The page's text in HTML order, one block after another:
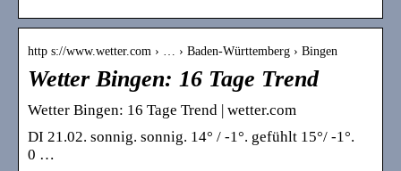
http s://www.wetter.com › … › Baden-Württemberg › Bingen
Wetter Bingen: 16 Tage Trend
Wetter Bingen: 16 Tage Trend | wetter.com
DI 21.02. sonnig. sonnig. 14° / -1°. gefühlt 15°/ -1°.
0 …